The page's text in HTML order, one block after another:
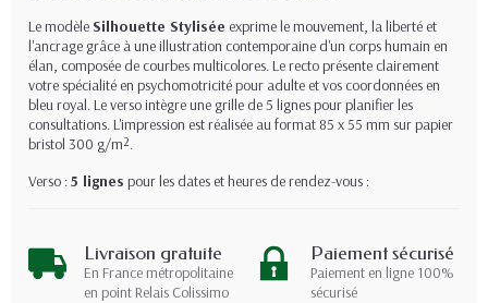
Le modèle Silhouette Stylisée exprime le mouvement, la liberté et
l'ancrage grâce à une illustration contemporaine d'un corps humain en
élan, composée de courbes multicolores. Le recto présente clairement
votre spécialité en psychomotricité pour adulte et vos coordonnées en
bleu royal. Le verso intègre une grille de 5 lignes pour planifier les
consultations. L'impression est réalisée au format 85 x 55 mm sur papier
bristol 300 g/m².
Verso :5 lignes pour les dates et heures de rendez-vous :
Livraison gratuite
En France métropolitaine
en point Relais Colissimo
Paiement sécurisé
Paiement en ligne 100%
sécurisé